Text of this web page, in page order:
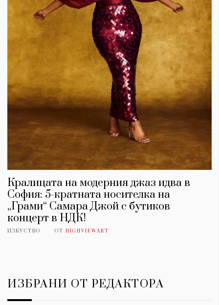
Кралицата на модерния джаз идва в
София: 5-кратната носителка на
„Грами“ Самара Джой с бутиков
концерт в НДК!
ИЗКУСТВО ОТ HIGHVIEWART
ИЗБРАНИ ОТ РЕДАКТОРА